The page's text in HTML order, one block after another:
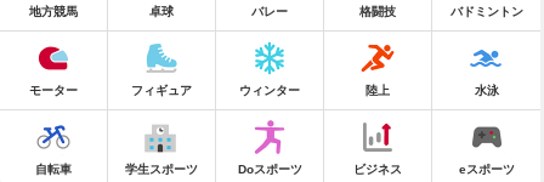
地方競馬 卓球 バレー 格闘技 バドミントン
モーター フィギュア ウィンター 陸上 水泳
自転車 学生スポーツ Doスポーツ ビジネス eスポーツ